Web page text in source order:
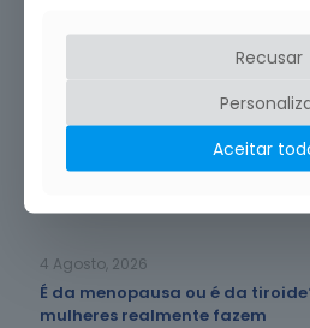
4 Agosto, 2026
É da menopausa ou é da
mulheres realmente fazem
Recusar
Aceitar